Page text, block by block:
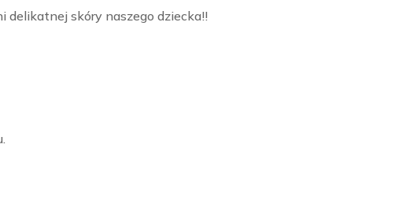
skóry naszego dziecka!!